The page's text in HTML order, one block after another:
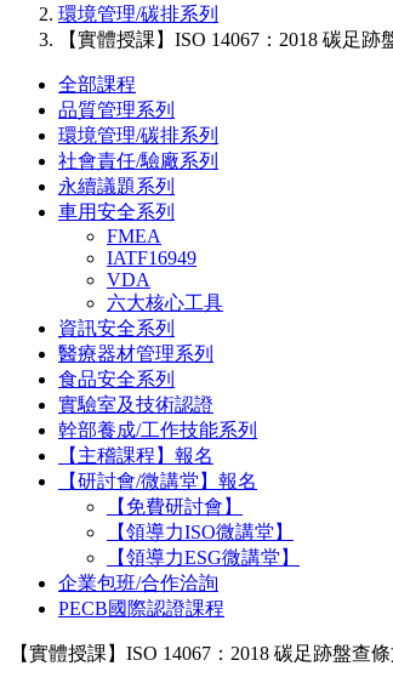
環境管理/碳排系列
【實體授課】ISO 14067：2018 碳足跡
全部課程
品質管理系列
環境管理/碳排系列
社會責任/驗廠系列
永續議題系列
車用安全系列
FMEA
IATF16949
VDA
六大核心工具
資訊安全系列
醫療器材管理系列
食品安全系列
實驗室及技術認證
幹部養成/工作技能系列
【主稽課程】報名
【研討會/微講堂】報名
【免費研討會】
【領導力ISO微講堂】
【領導力ESG微講堂】
企業包班/合作洽詢
PECB國際認證課程
【實體授課】ISO 14067：2018 碳足跡盤查